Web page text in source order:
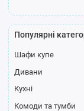
Популярні
Шафи купе
Дивани
Кухні
Комоди та тумби